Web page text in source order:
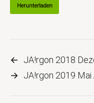
Herunterladen
←
JA!rgon 2018
→ JA!rgon 2019 Mai